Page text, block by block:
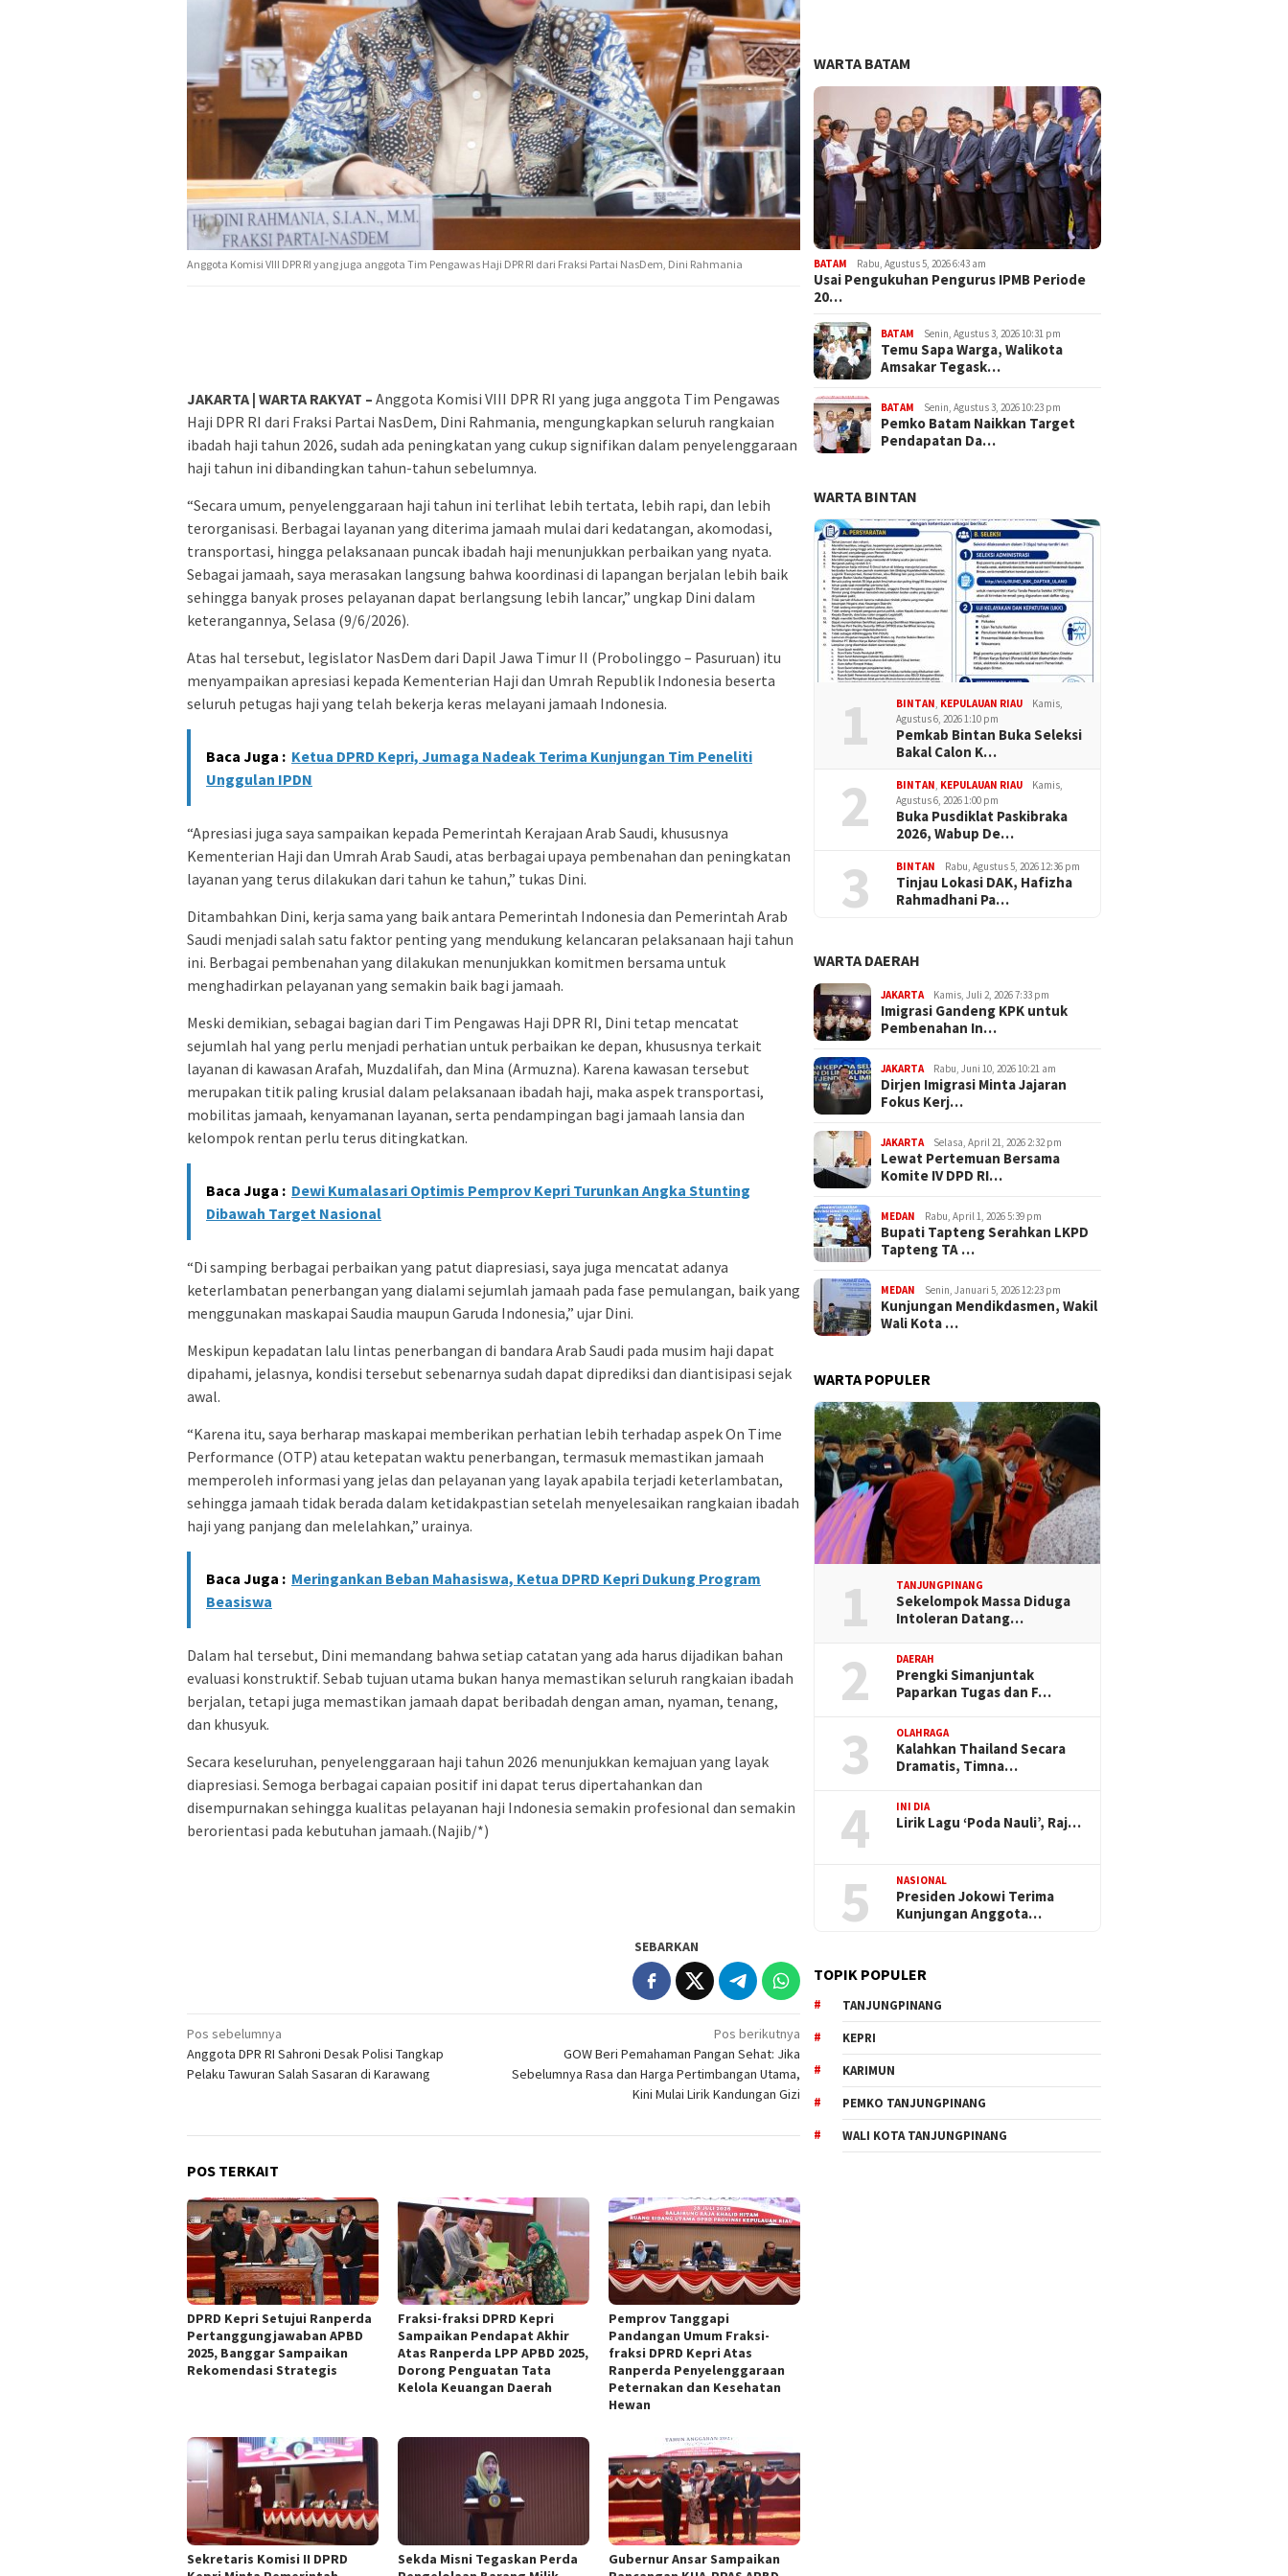
Anggota Komisi VIII DPR RI yang juga anggota Tim Pengawas Haji DPR RI dari Fraksi Partai NasDem, Dini Rahmania
JAKARTA | WARTA RAKYAT – Anggota Komisi VIII DPR RI yang juga anggota Tim Pengawas
Haji DPR RI dari Fraksi Partai NasDem, Dini Rahmania, mengungkapkan seluruh rangkaian
ibadah haji tahun 2026, sudah ada peningkatan yang cukup signifikan dalam penyelenggaraan
haji tahun ini dibandingkan tahun-tahun sebelumnya.
“Secara umum, penyelenggaraan haji tahun ini terlihat lebih tertata, lebih rapi, dan lebih
terorganisasi. Berbagai layanan yang diterima jamaah mulai dari kedatangan, akomodasi,
transportasi, hingga pelaksanaan puncak ibadah haji menunjukkan perbaikan yang nyata.
Sebagai jamaah, saya merasakan langsung bahwa koordinasi di lapangan berjalan lebih baik
sehingga banyak proses pelayanan dapat berlangsung lebih lancar,” ungkap Dini dalam
keterangannya, Selasa (9/6/2026).
Atas hal tersebut, legislator NasDem dari Dapil Jawa Timur II (Probolinggo – Pasuruan) itu
menyampaikan apresiasi kepada Kementerian Haji dan Umrah Republik Indonesia beserta
seluruh petugas haji yang telah bekerja keras melayani jamaah Indonesia.
Baca Juga : Ketua DPRD Kepri, Jumaga Nadeak Terima Kunjungan Tim Peneliti
Unggulan IPDN
“Apresiasi juga saya sampaikan kepada Pemerintah Kerajaan Arab Saudi, khususnya
Kementerian Haji dan Umrah Arab Saudi, atas berbagai upaya pembenahan dan peningkatan
layanan yang terus dilakukan dari tahun ke tahun,” tukas Dini.
Ditambahkan Dini, kerja sama yang baik antara Pemerintah Indonesia dan Pemerintah Arab
Saudi menjadi salah satu faktor penting yang mendukung kelancaran pelaksanaan haji tahun
ini. Berbagai pembenahan yang dilakukan menunjukkan komitmen bersama untuk
menghadirkan pelayanan yang semakin baik bagi jamaah.
Meski demikian, sebagai bagian dari Tim Pengawas Haji DPR RI, Dini tetap mencatat
sejumlah hal yang perlu menjadi perhatian untuk perbaikan ke depan, khususnya terkait
layanan di kawasan Arafah, Muzdalifah, dan Mina (Armuzna). Karena kawasan tersebut
merupakan titik paling krusial dalam pelaksanaan ibadah haji, maka aspek transportasi,
mobilitas jamaah, kenyamanan layanan, serta pendampingan bagi jamaah lansia dan
kelompok rentan perlu terus ditingkatkan.
Baca Juga : Dewi Kumalasari Optimis Pemprov Kepri Turunkan Angka Stunting
Dibawah Target Nasional
“Di samping berbagai perbaikan yang patut diapresiasi, saya juga mencatat adanya
keterlambatan penerbangan yang dialami sejumlah jamaah pada fase pemulangan, baik yang
menggunakan maskapai Saudia maupun Garuda Indonesia,” ujar Dini.
Meskipun kepadatan lalu lintas penerbangan di bandara Arab Saudi pada musim haji dapat
dipahami, jelasnya, kondisi tersebut sebenarnya sudah dapat diprediksi dan diantisipasi sejak
awal.
“Karena itu, saya berharap maskapai memberikan perhatian lebih terhadap aspek On Time
Performance (OTP) atau ketepatan waktu penerbangan, termasuk memastikan jamaah
memperoleh informasi yang jelas dan pelayanan yang layak apabila terjadi keterlambatan,
sehingga jamaah tidak berada dalam ketidakpastian setelah menyelesaikan rangkaian ibadah
haji yang panjang dan melelahkan,” urainya.
Baca Juga : Meringankan Beban Mahasiswa, Ketua DPRD Kepri Dukung Program
Beasiswa
Dalam hal tersebut, Dini memandang bahwa setiap catatan yang ada harus dijadikan bahan
evaluasi konstruktif. Sebab tujuan utama bukan hanya memastikan seluruh rangkaian ibadah
berjalan, tetapi juga memastikan jamaah dapat beribadah dengan aman, nyaman, tenang,
dan khusyuk.
Secara keseluruhan, penyelenggaraan haji tahun 2026 menunjukkan kemajuan yang layak
diapresiasi. Semoga berbagai capaian positif ini dapat terus dipertahankan dan
disempurnakan sehingga kualitas pelayanan haji Indonesia semakin profesional dan semakin
berorientasi pada kebutuhan jamaah.(Najib/*)
SEBARKAN
Navigasi
pos
Pos sebelumnya
Anggota DPR RI Sahroni Desak Polisi Tangkap
Pelaku Tawuran Salah Sasaran di Karawang
Pos berikutnya
GOW Beri Pemahaman Pangan Sehat: Jika
Sebelumnya Rasa dan Harga Pertimbangan Utama,
Kini Mulai Lirik Kandungan Gizi
POS TERKAIT
DPRD Kepri Setujui Ranperda
Pertanggungjawaban APBD
2025, Banggar Sampaikan
Rekomendasi Strategis
Fraksi-fraksi DPRD Kepri
Sampaikan Pendapat Akhir
Atas Ranperda LPP APBD 2025,
Dorong Penguatan Tata
Kelola Keuangan Daerah
Pemprov Tanggapi
Pandangan Umum Fraksi-
fraksi DPRD Kepri Atas
Ranperda Penyelenggaraan
Peternakan dan Kesehatan
Hewan
Sekretaris Komisi II DPRD
Sekda Misni Tegaskan Perda
Gubernur Ansar Sampaikan
WARTA BATAM
BATAM Rabu, Agustus 5, 2026 6:43 am
Usai Pengukuhan Pengurus IPMB Periode
20…
BATAM Senin, Agustus 3, 2026 10:31 pm
Temu Sapa Warga, Walikota
Amsakar Tegask…
BATAM Senin, Agustus 3, 2026 10:23 pm
Pemko Batam Naikkan Target
Pendapatan Da…
WARTA BINTAN
1 BINTAN KEPULAUAN RIAU
Kamis,
Agustus 6, 2026 1:10 pm
Pemkab Bintan Buka Seleksi
Bakal Calon K…
2 BINTAN KEPULAUAN RIAU
Kamis,
Agustus 6, 2026 1:00 pm
Buka Pusdiklat Paskibraka
2026, Wabup De…
3 BINTAN Rabu, Agustus 5, 2026 12:36 pm
Tinjau Lokasi DAK, Hafizha
Rahmadhani Pa…
WARTA DAERAH
JAKARTA Kamis, Juli 2, 2026 7:33 pm
Imigrasi Gandeng KPK untuk
Pembenahan In…
JAKARTA Rabu, Juni 10, 2026 10:21 am
Dirjen Imigrasi Minta Jajaran
Fokus Kerj…
JAKARTA Selasa, April 21, 2026 2:32 pm
Lewat Pertemuan Bersama
Komite IV DPD RI…
MEDAN Rabu, April 1, 2026 5:39 pm
Bupati Tapteng Serahkan LKPD
Tapteng TA …
MEDAN Senin, Januari 5, 2026 12:23 pm
Kunjungan Mendikdasmen, Wakil
Wali Kota …
WARTA POPULER
1 TANJUNGPINANG
Sekelompok Massa Diduga
Intoleran Datang…
2 DAERAH
Prengki Simanjuntak
Paparkan Tugas dan F…
3 OLAHRAGA
Kalahkan Thailand Secara
Dramatis, Timna…
4 INI DIA
Lirik Lagu ‘Poda Nauli’, Raj…
5 NASIONAL
Presiden Jokowi Terima
Kunjungan Anggota…
TOPIK POPULER
TANJUNGPINANG
KEPRI
KARIMUN
PEMKO TANJUNGPINANG
WALI KOTA TANJUNGPINANG